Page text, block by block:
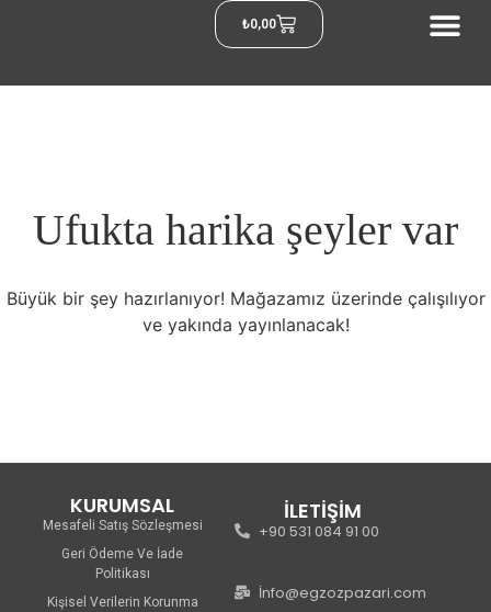
₺0,00
Ufukta harika şeyler var
Büyük bir şey hazırlanıyor! Mağazamız üzerinde çalışılıyor
ve yakında yayınlanacak!
KURUMSAL
Mesafeli Satış Sözleşmesi
Geri Ödeme Ve İade
Politikası
Kişisel Verilerin Korunma
İLETİŞİM
+90 531 084 91 00
İnfo@egzozpazari.com